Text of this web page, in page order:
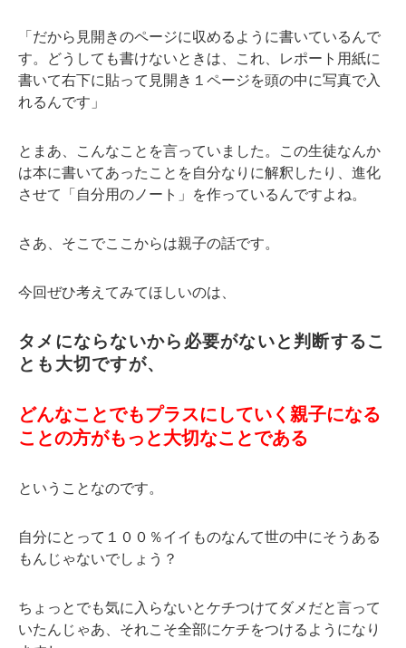
「だから見開きのページに収めるように書いているんで
す。どうしても書けないときは、これ、レポート用紙に
書いて右下に貼って見開き１ページを頭の中に写真で入
れるんです」
とまあ、こんなことを言っていました。この生徒なんか
は本に書いてあったことを自分なりに解釈したり、進化
させて「自分用のノート」を作っているんですよね。
さあ、そこでここからは親子の話です。
今回ぜひ考えてみてほしいのは、
タメにならないから必要がないと判断するこ
とも大切ですが、
どんなことでもプラスにしていく親子になる
ことの方がもっと大切なことである
ということなのです。
自分にとって１００％イイものなんて世の中にそうある
もんじゃないでしょう？
ちょっとでも気に入らないとケチつけてダメだと言って
いたんじゃあ、それこそ全部にケチをつけるようになり